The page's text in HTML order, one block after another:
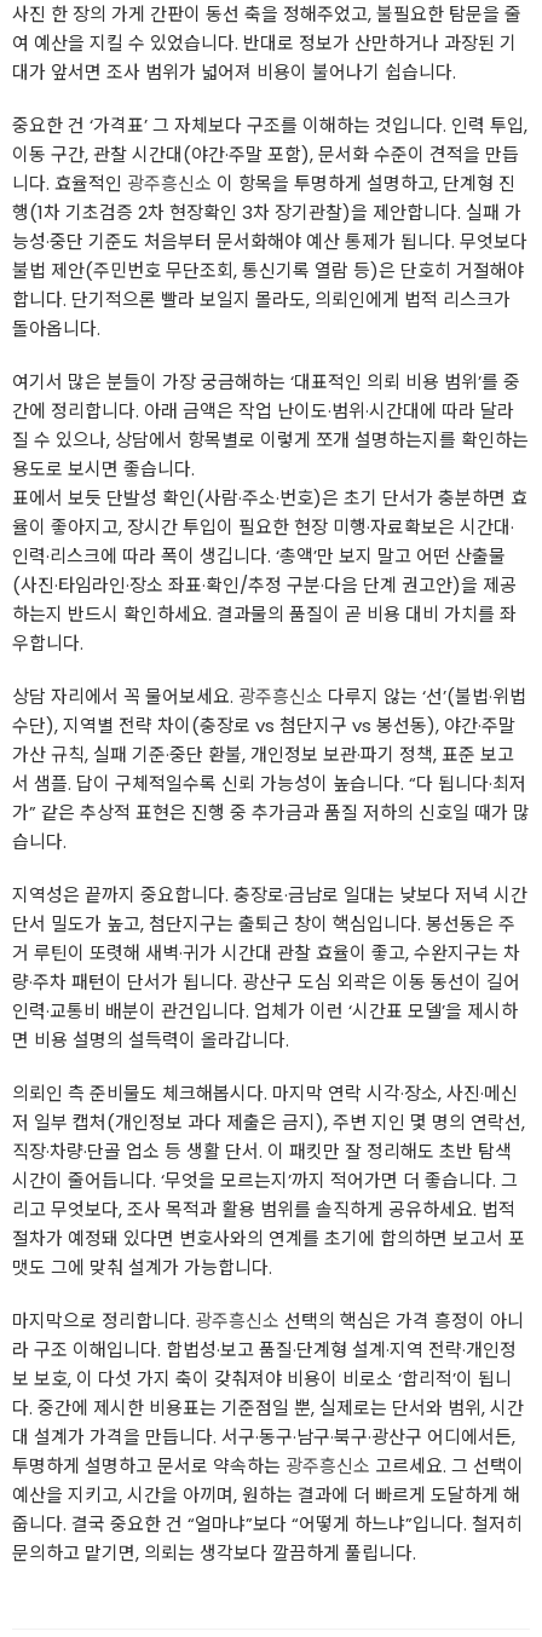
사진 한 장의 가게 간판이 동선 축을 정해주었고, 불필요한 탐문을 줄
여 예산을 지킬 수 있었습니다. 반대로 정보가 산만하거나 과장된 기
대가 앞서면 조사 범위가 넓어져 비용이 불어나기 쉽습니다.
중요한 건 ‘가격표’ 그 자체보다 구조를 이해하는 것입니다. 인력 투입,
이동 구간, 관찰 시간대(야간·주말 포함), 문서화 수준이 견적을 만듭
니다. 효율적인 광주흥신소 이 항목을 투명하게 설명하고, 단계형 진
행(1차 기초검증 2차 현장확인 3차 장기관찰)을 제안합니다. 실패 가
능성·중단 기준도 처음부터 문서화해야 예산 통제가 됩니다. 무엇보다
불법 제안(주민번호 무단조회, 통신기록 열람 등)은 단호히 거절해야
합니다. 단기적으론 빨라 보일지 몰라도, 의뢰인에게 법적 리스크가
돌아옵니다.
여기서 많은 분들이 가장 궁금해하는 ‘대표적인 의뢰 비용 범위’를 중
간에 정리합니다. 아래 금액은 작업 난이도·범위·시간대에 따라 달라
질 수 있으나, 상담에서 항목별로 이렇게 쪼개 설명하는지를 확인하는
용도로 보시면 좋습니다.
표에서 보듯 단발성 확인(사람·주소·번호)은 초기 단서가 충분하면 효
율이 좋아지고, 장시간 투입이 필요한 현장 미행·자료확보은 시간대·
인력·리스크에 따라 폭이 생깁니다. ‘총액’만 보지 말고 어떤 산출물
(사진·타임라인·장소 좌표·확인/추정 구분·다음 단계 권고안)을 제공
하는지 반드시 확인하세요. 결과물의 품질이 곧 비용 대비 가치를 좌
우합니다.
상담 자리에서 꼭 물어보세요. 광주흥신소 다루지 않는 ‘선’(불법·위법
수단), 지역별 전략 차이(충장로 vs 첨단지구 vs 봉선동), 야간·주말
가산 규칙, 실패 기준·중단 환불, 개인정보 보관·파기 정책, 표준 보고
서 샘플. 답이 구체적일수록 신뢰 가능성이 높습니다. “다 됩니다·최저
가” 같은 추상적 표현은 진행 중 추가금과 품질 저하의 신호일 때가 많
습니다.
지역성은 끝까지 중요합니다. 충장로·금남로 일대는 낮보다 저녁 시간
단서 밀도가 높고, 첨단지구는 출퇴근 창이 핵심입니다. 봉선동은 주
거 루틴이 또렷해 새벽·귀가 시간대 관찰 효율이 좋고, 수완지구는 차
량·주차 패턴이 단서가 됩니다. 광산구 도심 외곽은 이동 동선이 길어
인력·교통비 배분이 관건입니다. 업체가 이런 ‘시간표 모델’을 제시하
면 비용 설명의 설득력이 올라갑니다.
의뢰인 측 준비물도 체크해봅시다. 마지막 연락 시각·장소, 사진·메신
저 일부 캡처(개인정보 과다 제출은 금지), 주변 지인 몇 명의 연락선,
직장·차량·단골 업소 등 생활 단서. 이 패킷만 잘 정리해도 초반 탐색
시간이 줄어듭니다. ‘무엇을 모르는지’까지 적어가면 더 좋습니다. 그
리고 무엇보다, 조사 목적과 활용 범위를 솔직하게 공유하세요. 법적
절차가 예정돼 있다면 변호사와의 연계를 초기에 합의하면 보고서 포
맷도 그에 맞춰 설계가 가능합니다.
마지막으로 정리합니다. 광주흥신소 선택의 핵심은 가격 흥정이 아니
라 구조 이해입니다. 합법성·보고 품질·단계형 설계·지역 전략·개인정
보 보호, 이 다섯 가지 축이 갖춰져야 비용이 비로소 ‘합리적’이 됩니
다. 중간에 제시한 비용표는 기준점일 뿐, 실제로는 단서와 범위, 시간
대 설계가 가격을 만듭니다. 서구·동구·남구·북구·광산구 어디에서든,
투명하게 설명하고 문서로 약속하는 광주흥신소 고르세요. 그 선택이
예산을 지키고, 시간을 아끼며, 원하는 결과에 더 빠르게 도달하게 해
줍니다. 결국 중요한 건 “얼마냐”보다 “어떻게 하느냐”입니다. 철저히
문의하고 맡기면, 의뢰는 생각보다 깔끔하게 풀립니다.